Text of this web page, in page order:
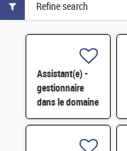
Assistant(e) -
gestionnaire
dans le domaine
administratif
Refine search